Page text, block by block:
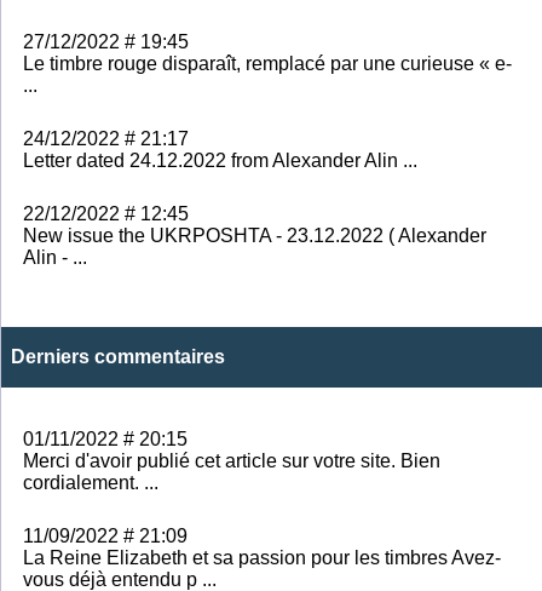
27/12/2022 # 19:45
Le timbre rouge disparaît, remplacé par une curieuse « e-
...
24/12/2022 # 21:17
Letter dated 24.12.2022 from Alexander Alin ...
22/12/2022 # 12:45
New issue the UKRPOSHTA - 23.12.2022 ( Alexander
Alin - ...
Derniers commentaires
01/11/2022 # 20:15
Merci d'avoir publié cet article sur votre site. Bien
cordialement. ...
11/09/2022 # 21:09
La Reine Elizabeth et sa passion pour les timbres Avez-
vous déjà entendu p ...